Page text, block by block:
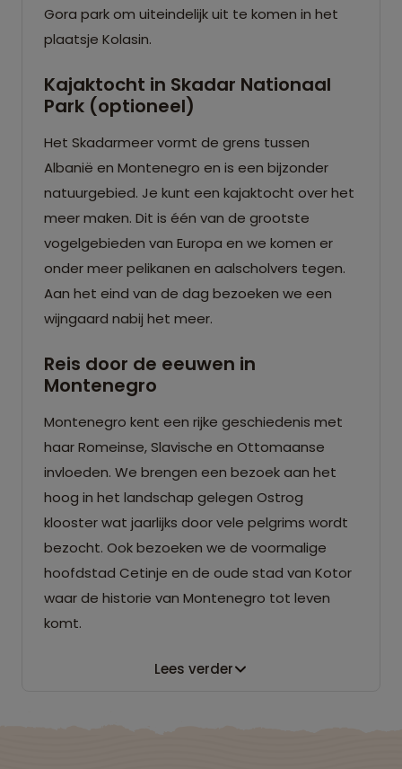
Gora park om uiteindelijk uit te komen in het
plaatsje Kolasin.
Kajaktocht in Skadar Nationaal
Park (optioneel)
Het Skadarmeer vormt de grens tussen
Albanië en Montenegro en is een bijzonder
natuurgebied. Je kunt een kajaktocht over het
meer maken. Dit is één van de grootste
vogelgebieden van Europa en we komen er
onder meer pelikanen en aalscholvers tegen.
Aan het eind van de dag bezoeken we een
wijngaard nabij het meer.
Reis door de eeuwen in
Montenegro
Montenegro kent een rijke geschiedenis met
haar Romeinse, Slavische en Ottomaanse
invloeden. We brengen een bezoek aan het
hoog in het landschap gelegen Ostrog
klooster wat jaarlijks door vele pelgrims wordt
bezocht. Ook bezoeken we de voormalige
hoofdstad Cetinje en de oude stad van Kotor
waar de historie van Montenegro tot leven
komt.
Lees verder